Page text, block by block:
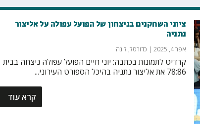
ציוני השחקנים בניצחון של הפועל עפולה על אליצור
נתניה
אפר 4, 2025 | כדורסל, ליגה
קרדיט לתמונות בכתבה: יוני חיים הפועל עפולה ניצחה בבית
78:86 את אליצור נתניה בהיכל הספורט העירוני...
קרא עוד